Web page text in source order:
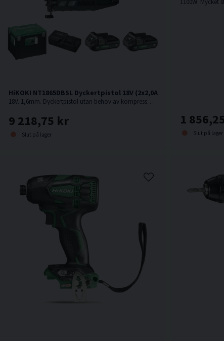
HiKOKI NT1865DBSL Dyckertpistol 18V (2x2,0Ah)
18V. 1,6mm. Dyckertpistol utan behov av kompressor, slang eller gas.
9 218,75 kr
Slut på lager
1
Slut på lager